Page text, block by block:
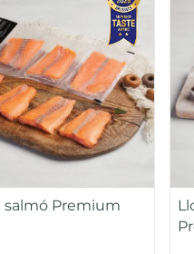
salmó Premium